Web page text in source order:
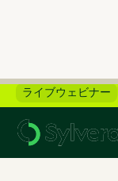
ライブウェビナー